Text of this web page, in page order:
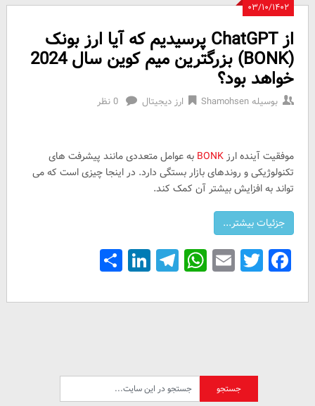
۰۳/۱۰/۱۴۰۲
از ChatGPT پرسیدیم که آیا ارز بونک
(BONK) بزرگترین میم کوین سال 2024
خواهد بود؟
بوسیلهShamohsen ارز دیجیتال 0 نظر
موفقیت آینده ارز BONK به عوامل متعددی مانند پیشرفت های
تکنولوژیکی و روندهای بازار بستگی دارد. در اینجا چیزی است که می
تواند به افزایش بیشتر آن کمک کند.
Facebook
Twitter
Email
WhatsApp
Telegram
LinkedIn
Share